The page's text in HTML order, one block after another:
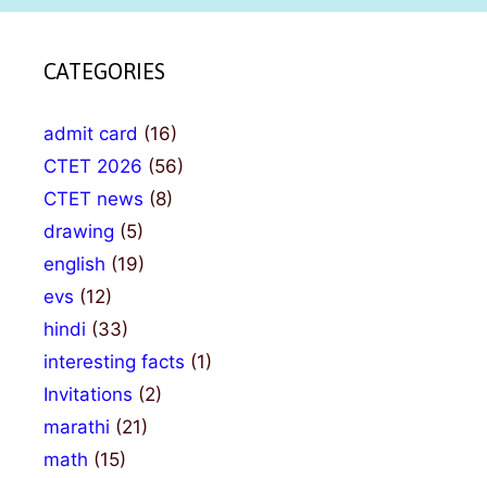
CATEGORIES
admit card (16)
CTET 2026 (56)
CTET news (8)
drawing (5)
english (19)
evs (12)
hindi (33)
interesting facts (1)
Invitations (2)
marathi (21)
math (15)